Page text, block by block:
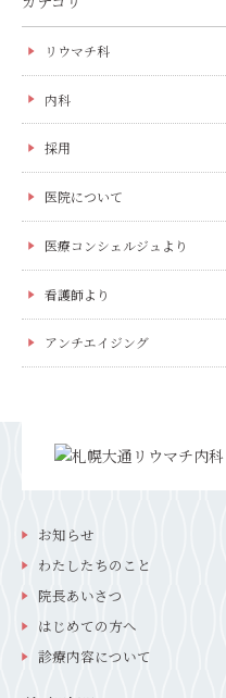
リウマチ科
内科
採用
医院について
医療コンシェルジュより
看護師より
アンチエイジング
お知らせ
わたしたちのこと
院長あいさつ
はじめての方へ
診療内容について